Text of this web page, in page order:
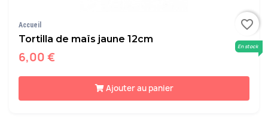
Accueil
Tortilla de maïs jaune 12cm
6,00 €
En stock
Ajouter au panier
favorite_border